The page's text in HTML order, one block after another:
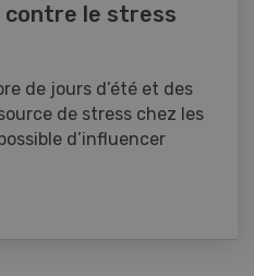
contre le stress
de jours d’été et des
de stress chez les
d’influencer